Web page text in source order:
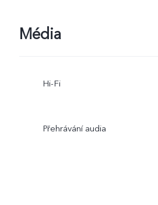
Média
Hi-Fi
Přehrávání audia